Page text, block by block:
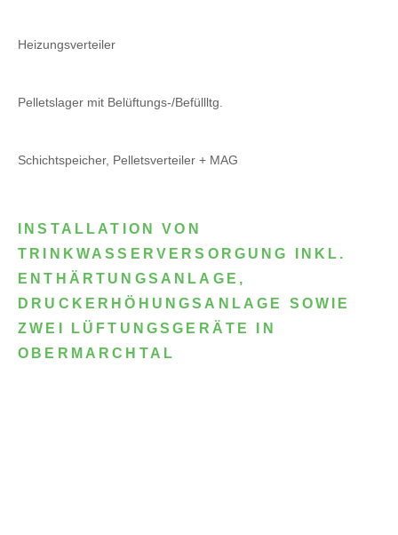
Heizungsverteiler
Pelletslager mit Belüftungs-/Befüllltg.
Schichtspeicher, Pelletsverteiler + MAG
INSTALLATION VON
TRINKWASSERVERSORGUNG INKL.
ENTHÄRTUNGSANLAGE,
DRUCKERHÖHUNGSANLAGE SOWIE
ZWEI LÜFTUNGSGERÄTE IN
OBERMARCHTAL